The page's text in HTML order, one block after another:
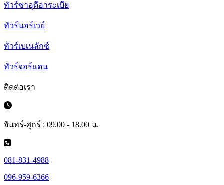
ทัวร์ซาอุดีอาระเบีย
ทัวร์นอร์เวย์
ทัวร์เบเนลักซ์
ทัวร์จอร์แดน
ติดต่อเรา
จันทร์-ศุกร์ : 09.00 - 18.00 น.
081-831-4988
096-959-6366